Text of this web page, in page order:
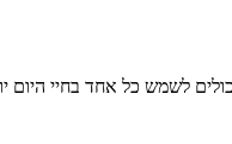
הרשת בחיפוש אחר טפסים שיכולים